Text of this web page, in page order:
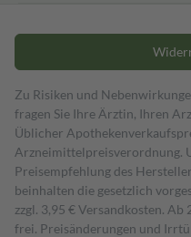
Zu Risiken und
fragen Sie Ihre Ärztin, Ihren
Üblicher
Arzneimittelpreisverordnung.
Preisempfehlung des
beinhalten die gesetzlich
zzgl. 3,95 € Versandkosten.
frei. Preisänderungen und